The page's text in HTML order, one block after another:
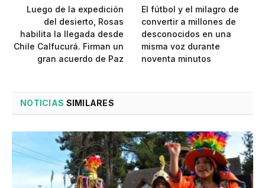
Luego de la expedición
del desierto, Rosas
habilita la llegada desde
Chile Calfucurá. Firman un
gran acuerdo de Paz
El fútbol y el milagro de
convertir a millones de
desconocidos en una
misma voz durante
noventa minutos
NOTICIAS SIMILARES